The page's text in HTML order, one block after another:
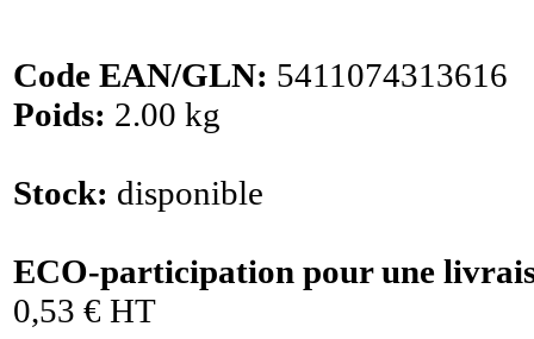
Code EAN/GLN: 5411074313616
Poids: 2.00 kg
Stock: disponible
ECO-participation pour une
0,53 € HT